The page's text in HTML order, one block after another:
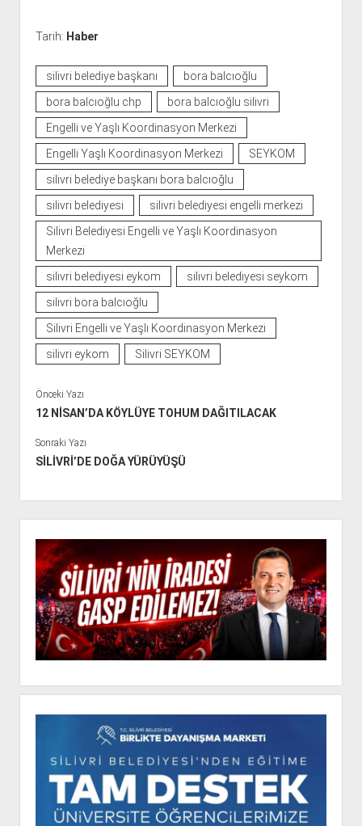
Tarih: Haber
silivri belediye başkanı
bora balcıoğlu
bora balcıoğlu chp
bora balcıoğlu silivri
Engelli ve Yaşlı Koordinasyon Merkezi
Engelli Yaşlı Koordinasyon Merkezi
SEYKOM
silivri belediye başkanı bora balcıoğlu
silivri belediyesi
silivri belediyesi engelli merkezi
Silivri Belediyesi Engelli ve Yaşlı Koordinasyon
Merkezi
silivri belediyesi eykom
silivri belediyesi seykom
silivri bora balcıoğlu
Silivri Engelli ve Yaşlı Koordinasyon Merkezi
silivri eykom
Silivri SEYKOM
Önceki Yazı
12 NİSAN’DA KÖYLÜYE TOHUM DAĞITILACAK
Sonraki Yazı
SİLİVRİ’DE DOĞA YÜRÜYÜŞÜ